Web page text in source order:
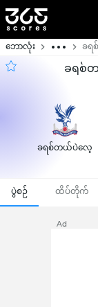
ဘောလုံး ခရ
ခရစ်
ခရစ်တယ်ပဲလေ့
ပွဲစဉ် ထိပ်တိုက်
Ad